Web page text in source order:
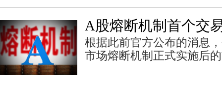
A股熔断机制首个交
根据此前官方公布的消息
市场熔断机制正式实施后